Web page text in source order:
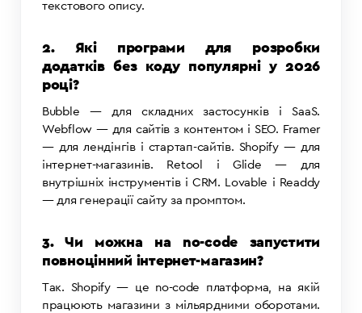
текстового опису.
2. Які програми для розробки
додатків без коду популярні у 2026
році?
Bubble — для складних застосунків і SaaS.
Webflow — для сайтів з контентом і SEO. Framer
— для лендінгів і стартап-сайтів. Shopify — для
інтернет-магазинів. Retool і Glide — для
внутрішніх інструментів і CRM. Lovable і Readdy
— для генерації сайту за промптом.
3. Чи можна на no-code запустити
повноцінний інтернет-магазин?
Так. Shopify — це no-code платформа, на якій
працюють магазини з мільярдними оборотами.